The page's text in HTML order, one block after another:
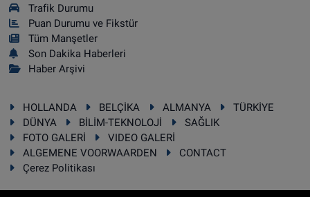
Trafik Durumu
Puan Durumu ve Fikstür
Tüm Manşetler
Son Dakika Haberleri
Haber Arşivi
HOLLANDA BELÇİKA ALMANYA
TÜRKİYE
DÜNYA
BİLİM-TEKNOLOJİ
SAĞLIK
FOTO GALERİ
VIDEO GALERİ
ALGEMENE VOORWAARDEN
CONTACT
Çerez Politikası